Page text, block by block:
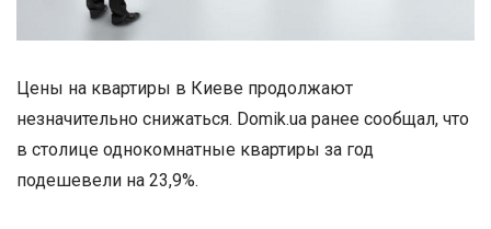
Цены на квартиры в Киеве продолжают
незначительно снижаться. Domik.ua ранее сообщал, что
в столице однокомнатные квартиры за год
подешевели на 23,9%.